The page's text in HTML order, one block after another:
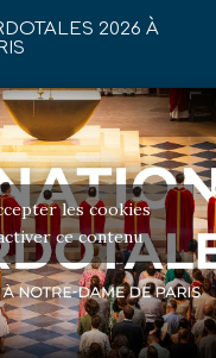
2026 À
les cookies
ce contenu